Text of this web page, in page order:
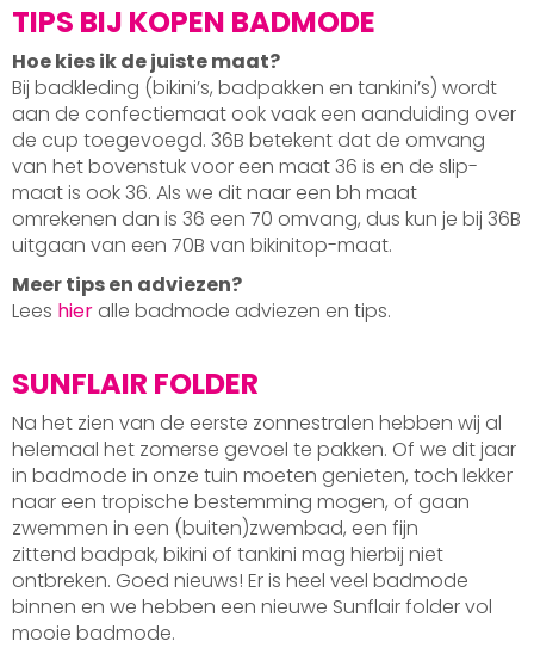
TIPS BIJ KOPEN BADMODE
Hoe kies ik de juiste maat?
Bij badkleding (bikini’s, badpakken en tankini’s) wordt
aan de confectiemaat ook vaak een aanduiding over
de cup toegevoegd. 36B betekent dat de omvang
van het bovenstuk voor een maat 36 is en de slip-
maat is ook 36. Als we dit naar een bh maat
omrekenen dan is 36 een 70 omvang, dus kun je bij 36B
uitgaan van een 70B van bikinitop-maat.
Meer tips en adviezen?
Lees hier alle badmode adviezen en tips.
SUNFLAIR FOLDER
Na het zien van de eerste zonnestralen hebben wij al
helemaal het zomerse gevoel te pakken. Of we dit jaar
in badmode in onze tuin moeten genieten, toch lekker
naar een tropische bestemming mogen, of gaan
zwemmen in een (buiten)zwembad, een fijn
zittend badpak, bikini of tankini mag hierbij niet
ontbreken. Goed nieuws! Er is heel veel badmode
binnen en we hebben een nieuwe Sunflair folder vol
mooie badmode.